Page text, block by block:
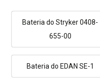
Bateria do Stryker 0408-
655-00
Bateria do EDAN SE-1